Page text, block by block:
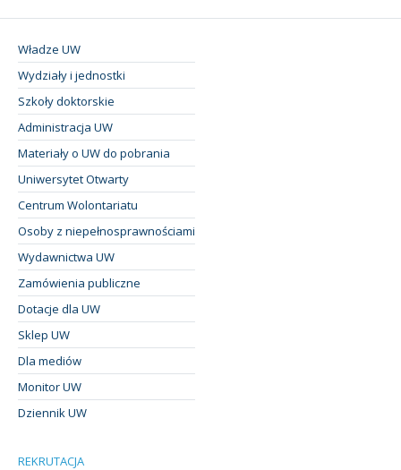
Władze UW
Wydziały i jednostki
Szkoły doktorskie
Administracja UW
Materiały o UW do pobrania
Uniwersytet Otwarty
Centrum Wolontariatu
Osoby z niepełnosprawnościami
Wydawnictwa UW
Zamówienia publiczne
Dotacje dla UW
Sklep UW
Dla mediów
Monitor UW
Dziennik UW
REKRUTACJA